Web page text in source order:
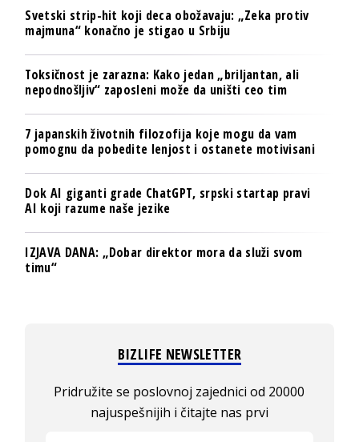
Svetski strip-hit koji deca obožavaju: „Zeka protiv
majmuna“ konačno je stigao u Srbiju
Toksičnost je zarazna: Kako jedan „briljantan, ali
nepodnošljiv“ zaposleni može da uništi ceo tim
7 japanskih životnih filozofija koje mogu da vam
pomognu da pobedite lenjost i ostanete motivisani
Dok AI giganti grade ChatGPT, srpski startap pravi
AI koji razume naše jezike
IZJAVA DANA: „Dobar direktor mora da služi svom
timu“
BIZLIFE NEWSLETTER
Pridružite se poslovnoj zajednici od 20000
najuspešnijih i čitajte nas prvi